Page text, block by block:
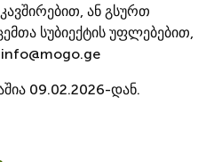
ან გსურთ
სუბიექტის უფლებებით,
09.02.2026-დან.